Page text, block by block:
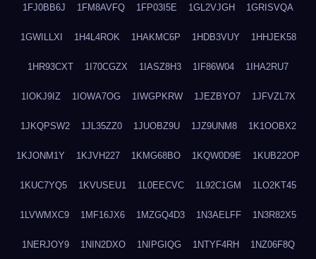
1FJ0BB6J 1FM8AVFQ 1FP03I5E 1GL2VJGH 1GRISVQA
1GWILLXI 1H4L4ROK 1HAKMC6P 1HDB3VUY 1HHJEK58
1HR93CXT 1I70CGZX 1IASZ8H3 1IF86W04 1IHA2RU7
1IOKJ9IZ 1IOWA7OG 1IWGPKRW 1JEZBYO7 1JFVZL7X
1JKQPSW2 1JL35ZZ0 1JUOBZ9U 1JZ9UNM8 1K1OOBX2
1KJONM1Y 1KJVH227 1KMG68BO 1KQW0D9E 1KUB22OP
1KUC7YQ5 1KVUSEU1 1L0EECVC 1L92C1GM 1LO2KT45
1LVWMXC9 1MF16JX6 1MZGQ4D3 1N3AELFF 1N3R82X5
1NERJOY9 1NIN2DXO 1NIPGIQG 1NTYF4RH 1NZ06F8Q